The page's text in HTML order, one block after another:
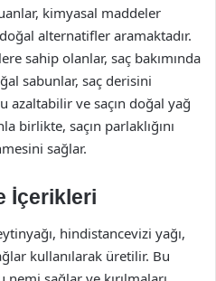
kimyasal maddeler
alternatifler aramaktadır.
sahip olanlar, saç bakımında
sabunlar, saç derisini
azaltabilir ve saçın doğal yağ
birlikte, saçın parlaklığını
sağlar.
İçerikleri
hindistancevizi yağı,
kullanılarak üretilir. Bu